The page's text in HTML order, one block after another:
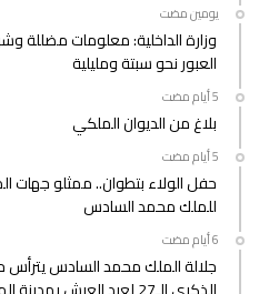
‫‫‫‏‫يومين مضت‬
وزارة الداخلية: معلومات مضللة
العبور نحو سبتة ومليلية
بلاغ من الديوان الملكي
حفل الولاء بتطوان.. ممثلو جهات
للملك محمد السادس
جلالة الملك محمد السادس يترأس